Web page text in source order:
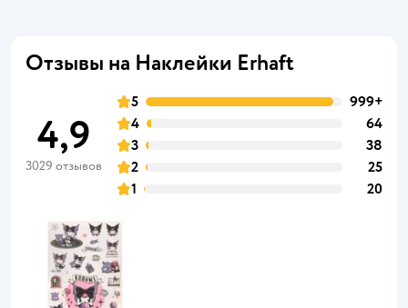
Отзывы на Наклейки Erhaft
4,9
3029 отзывов
5
999+
4
64
3
38
2
25
1
20